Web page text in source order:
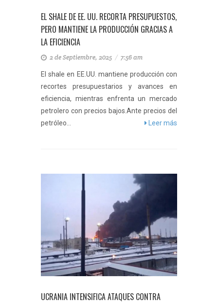
EL SHALE DE EE. UU. RECORTA PRESUPUESTOS,
PERO MANTIENE LA PRODUCCIÓN GRACIAS A
LA EFICIENCIA
2 de Septiembre, 2025 / 7:56 am
El shale en EE.UU. mantiene producción con
recortes presupuestarios y avances en
eficiencia, mientras enfrenta un mercado
petrolero con precios bajos.Ante precios del
petróleo...
Leer más
UCRANIA INTENSIFICA ATAQUES CONTRA